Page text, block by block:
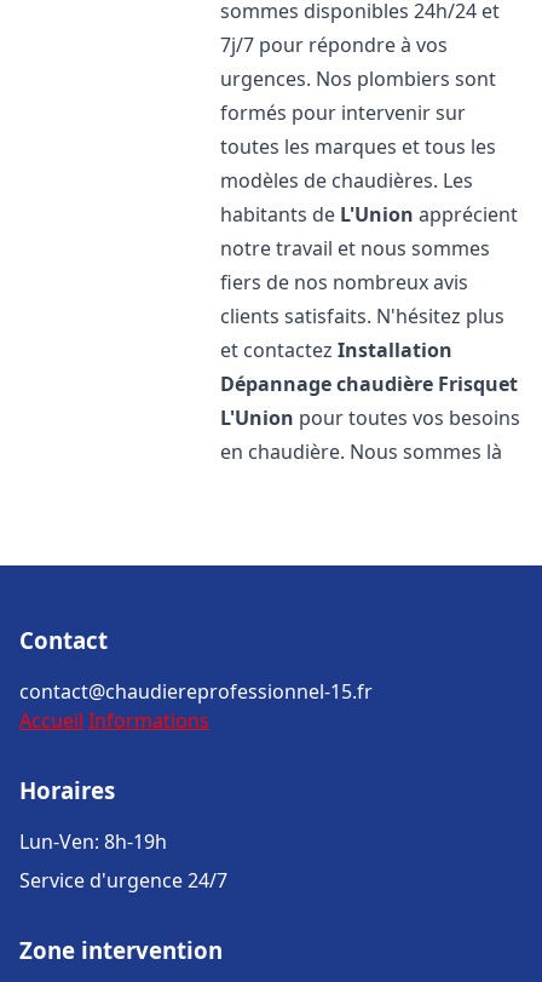
sommes disponibles 24h/24 et
7j/7 pour répondre à vos
urgences. Nos plombiers sont
formés pour intervenir sur
toutes les marques et tous les
modèles de chaudières. Les
habitants de L'Union apprécient
notre travail et nous sommes
fiers de nos nombreux avis
clients satisfaits. N'hésitez plus
et contactezInstallation
Dépannage chaudière Frisquet
L'Union pour toutes vos besoins
en chaudière. Nous sommes là
Contact
contact@chaudiereprofessionnel-15.fr
Accueil Informations
Horaires
Lun-Ven: 8h-19h
Service d'urgence 24/7
Zone intervention